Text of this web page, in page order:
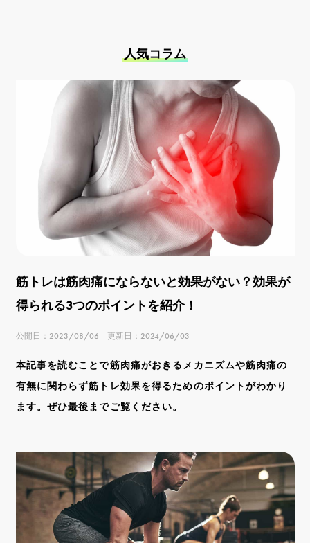
人気コラム
筋トレは筋肉痛にならないと効果がない？効果が
得られる3つのポイントを紹介！
公開日：2023/08/06 更新日：2024/06/03
本記事を読むことで筋肉痛がおきるメカニズムや筋肉痛の
有無に関わらず筋トレ効果を得るためのポイントがわかり
ます。ぜひ最後までご覧ください。